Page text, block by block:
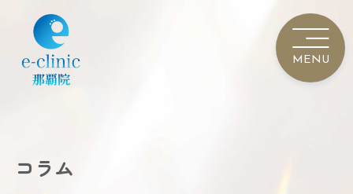
コラム